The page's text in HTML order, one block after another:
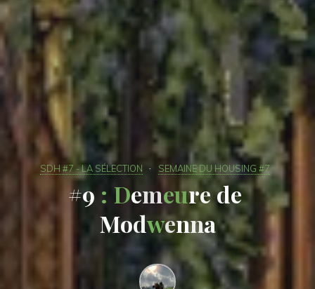
SDH #7 - LA SÉLECTION SEMAINE DU HOUSING #7
#9 : Demeurede
Modwenna